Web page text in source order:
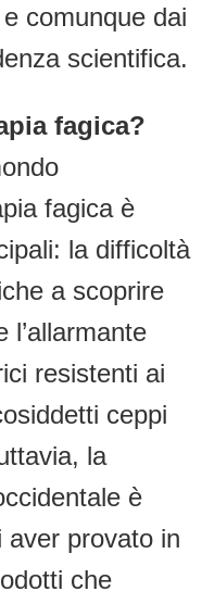
comunque dai
scientifica.
fagica?
fagica è
la difficoltà
a scoprire
l’allarmante
resistenti ai
ceppi
la
è
aver provato in
che